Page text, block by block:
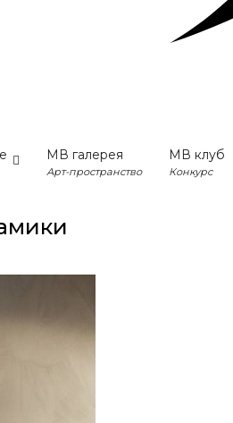
МВ галерея
Арт-пространство
МВ клуб
Конкурс